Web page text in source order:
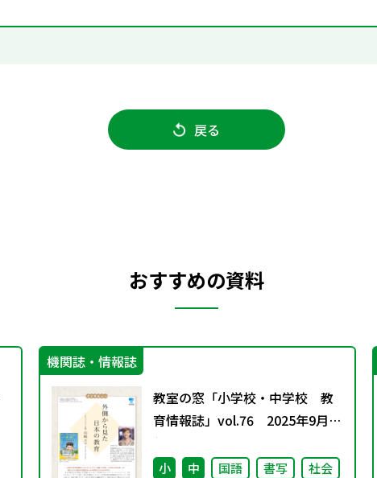
戻る
おすすめの資料
機関誌・情報誌
教室の窓「小学校・中学校 教
育情報誌」vol.76 2025年9月発
行
小 中 国語 書写
社会